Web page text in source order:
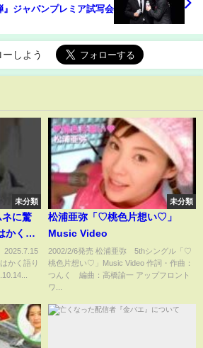
』ジャパンプレミア試写会
しよう
未分類
ネに驚
かく語
ちぇむ)
2025.7.15
かく語り
未分類
松浦亜弥「♡桃色片想い♡」
Music Video
2002/2/6発売 松浦亜弥 5thシングル「♡
桃色片想い♡」Music Video 作詞・作曲：
つんく 編曲：高橋諭一 アップフロント
ワ...